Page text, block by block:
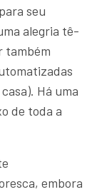
seu
alegria tê-
também
Há uma
de toda a
embora